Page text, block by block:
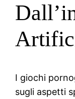
I giochi
sugli aspetti